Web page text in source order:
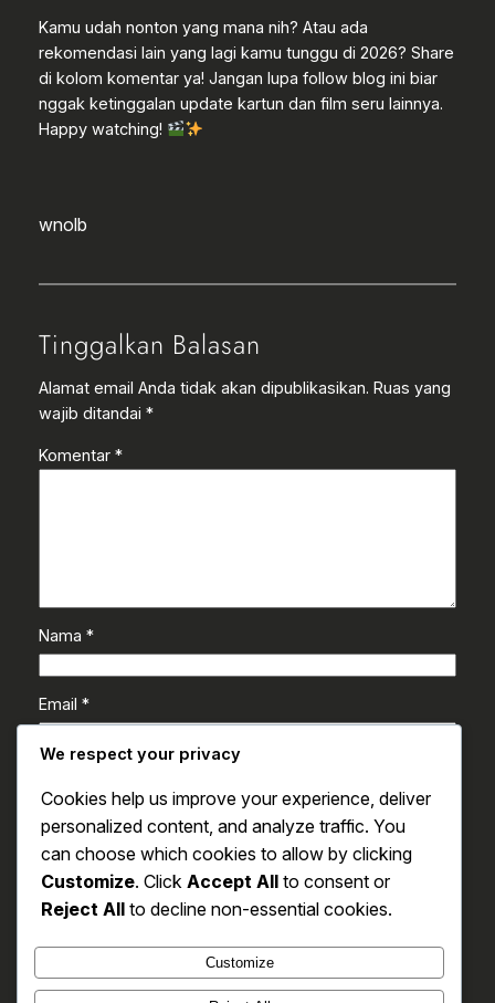
Kamu udah nonton yang mana nih? Atau ada
rekomendasi lain yang lagi kamu tunggu di 2026? Share
di kolom komentar ya! Jangan lupa follow blog ini biar
nggak ketinggalan update kartun dan film seru lainnya.
Happy watching!
wnolb
Tinggalkan Balasan
Alamat email Anda tidak akan dipublikasikan. Ruas yang
wajib ditandai *
Komentar *
Nama *
Email *
Simpan nama, email, dan situs web saya pada
peramban ini untuk komentar saya berikutnya.
We respect your privacy
Cookies help us improve your experience, deliver
personalized content, and analyze traffic. You
can choose which cookies to allow by clicking
Customize. Click Accept All to consent or
Reject All to decline non-essential cookies.
Customize